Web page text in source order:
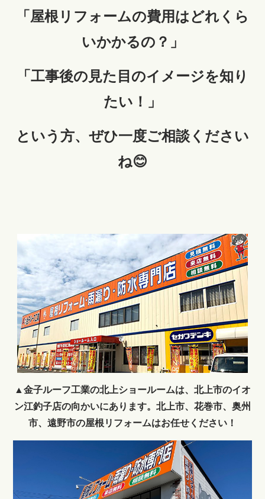
「屋根リフォームの費用はどれくら
いかかるの？」
「工事後の見た目のイメージを知り
たい！」
という方、ぜひ一度ご相談ください
ね😊
▲金子ルーフ工業の北上ショールームは、北上市のイオ
ン江釣子店の向かいにあります。北上市、花巻市、奥州
市、遠野市の屋根リフォームはお任せください！